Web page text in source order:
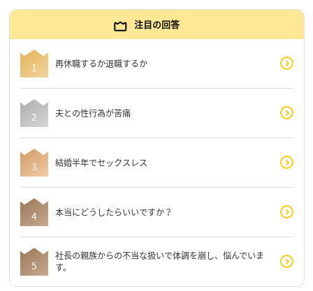
注目の回答
再休職するか退職するか
夫との性行為が苦痛
結婚半年でセックスレス
本当にどうしたらいいですか？
社長の親族からの不当な扱いで体調を崩し、悩んでいま
す。